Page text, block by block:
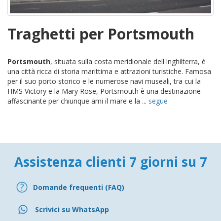
Traghetti per Portsmouth
Portsmouth, situata sulla costa meridionale dell'Inghilterra, è
una città ricca di storia marittima e attrazioni turistiche. Famosa
per il suo porto storico e le numerose navi museali, tra cui la
HMS Victory e la Mary Rose, Portsmouth è una destinazione
affascinante per chiunque ami il mare e la ... segue
Assistenza clienti 7 giorni su 7
Domande frequenti (FAQ)
Scrivici su WhatsApp